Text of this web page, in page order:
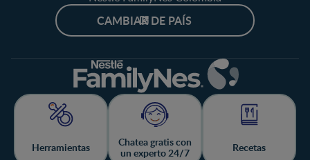
CAMBIAR DE PAÍS
Herramientas
Chatea gratis con
un experto 24/7
Recetas